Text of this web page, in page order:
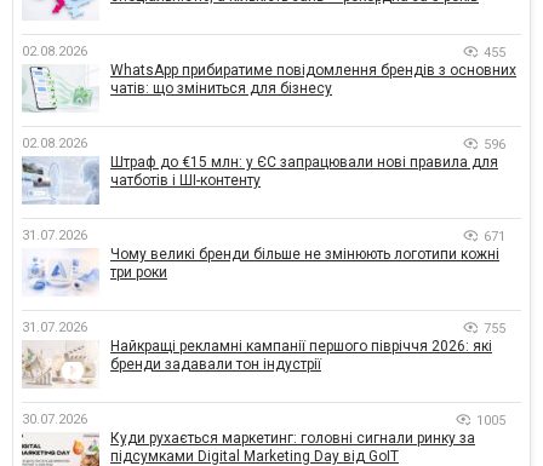
02.08.2026 455
WhatsApp прибиратиме повідомлення брендів з основних
чатів: що зміниться для бізнесу
02.08.2026 596
Штраф до €15 млн: у ЄС запрацювали нові правила для
чатботів і ШІ-контенту
31.07.2026 671
Чому великі бренди більше не змінюють логотипи кожні
три роки
31.07.2026 755
Найкращі рекламні кампанії першого півріччя 2026: які
бренди задавали тон індустрії
30.07.2026 1005
Куди рухається маркетинг: головні сигнали ринку за
підсумками Digital Marketing Day від GoIT